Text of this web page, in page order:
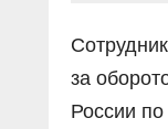
за
России по